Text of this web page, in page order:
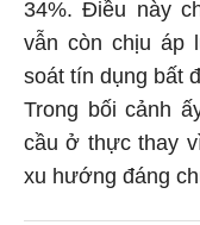
34%. Điều này
vẫn còn chịu áp
soát tín dụng bất
Trong bối cảnh
cầu ở thực thay
xu hướng đáng